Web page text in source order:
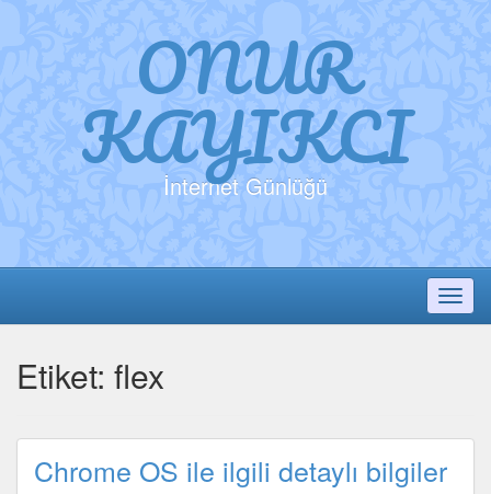
ONUR
KAYIKCI
İnternet Günlüğü
Etiket: flex
Chrome OS ile ilgili detaylı bilgiler